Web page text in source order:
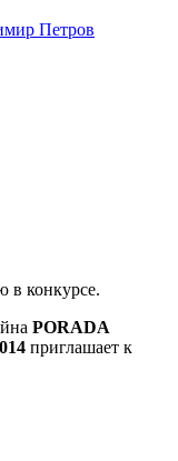
Петров
в конкурсе.
PORADA
приглашает к